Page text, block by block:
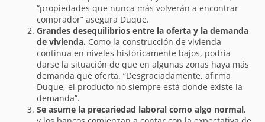
“propiedades que nunca más volverán a encontrar
comprador” asegura Duque.
Grandes desequilibrios entre la oferta y la demanda
de vivienda. Como la construcción de vivienda
continua en niveles históricamente bajos, podría
darse la situación de que en algunas zonas haya más
demanda que oferta. “Desgraciadamente, afirma
Duque, el producto no siempre está donde existe la
demanda”.
Se asume la precariedad laboral como algo normal,